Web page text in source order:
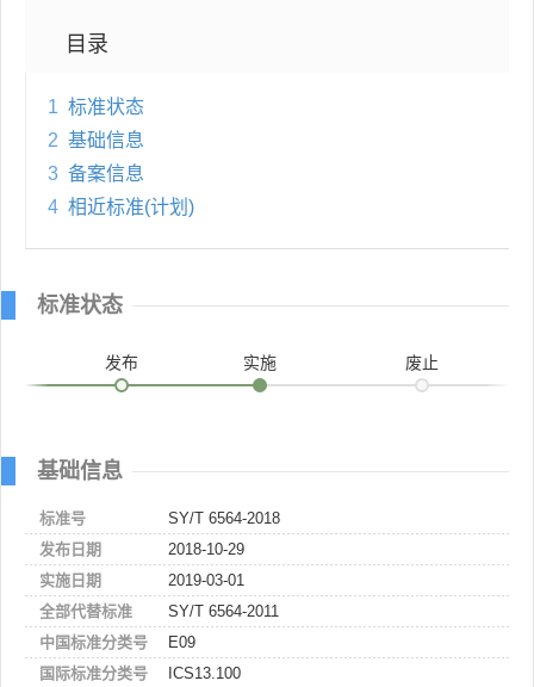
目录
1 标准状态
2 基础信息
3 备案信息
4 相近标准(计划)
标准状态
发布 实施 废止
基础信息
标准号
SY/T 6564-2018
发布日期
2018-10-29
实施日期
2019-03-01
全部代替标准
SY/T 6564-2011
中国标准分类号
E09
国际标准分类号
ICS13.100